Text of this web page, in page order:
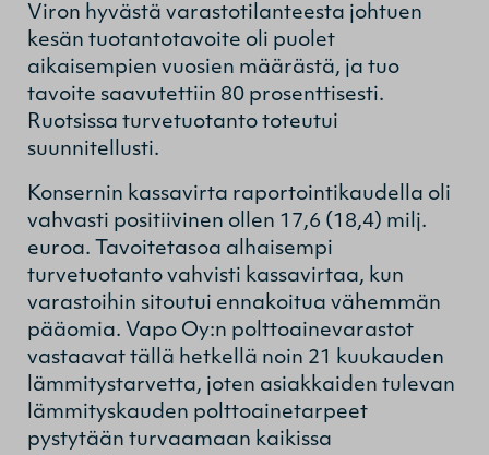
Viron hyvästä varastotilanteesta johtuen
kesän tuotantotavoite oli puolet
aikaisempien vuosien määrästä, ja tuo
tavoite saavutettiin 80 prosenttisesti.
Ruotsissa turvetuotanto toteutui
suunnitellusti.
Konsernin kassavirta raportointikaudella oli
vahvasti positiivinen ollen 17,6 (18,4) milj.
euroa. Tavoitetasoa alhaisempi
turvetuotanto vahvisti kassavirtaa, kun
varastoihin sitoutui ennakoitua vähemmän
pääomia. Vapo Oy:n polttoainevarastot
vastaavat tällä hetkellä noin 21 kuukauden
lämmitystarvetta, joten asiakkaiden tulevan
lämmityskauden polttoainetarpeet
pystytään turvaamaan kaikissa